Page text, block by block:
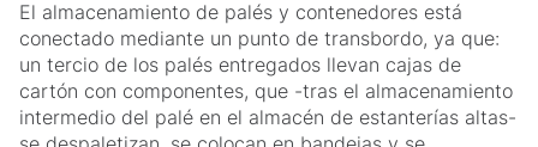
El almacenamiento de palés y contenedores está
conectado mediante un punto de transbordo, ya que:
un tercio de los palés entregados llevan cajas de
cartón con componentes, que -tras el almacenamiento
intermedio del palé en el almacén de estanterías altas-